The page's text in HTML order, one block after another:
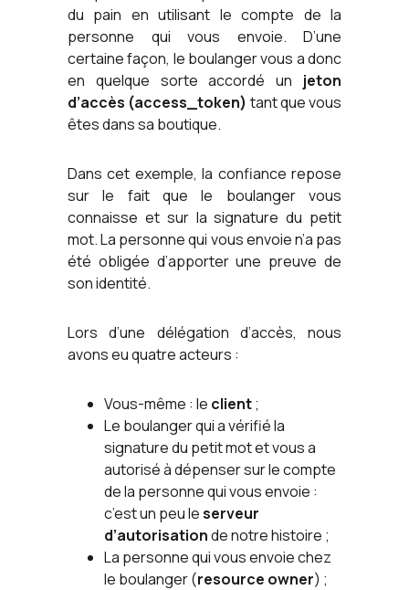
du pain en utilisant le compte de la
personne qui vous envoie. D’une
certaine façon, le boulanger vous a donc
en quelque sorte accordé un jeton
d’accès (access_token) tant que vous
êtes dans sa boutique.
Dans cet exemple, la confiance repose
sur le fait que le boulanger vous
connaisse et sur la signature du petit
mot. La personne qui vous envoie n’a pas
été obligée d’apporter une preuve de
son identité.
Lors d’une délégation d’accès, nous
avons eu quatre acteurs :
Vous-même : le client;
Le boulanger qui a vérifié la
signature du petit mot et vous a
autorisé à dépenser sur le compte
de la personne qui vous envoie :
c’est un peu leserveur
d’autorisationde notre histoire ;
La personne qui vous envoie chez
le boulanger (resource owner) ;